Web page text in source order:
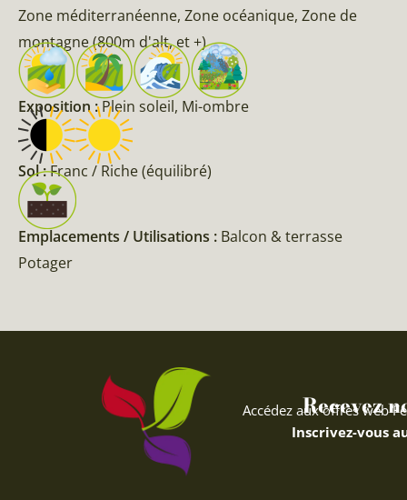
Zone méditerranéenne, Zone océanique, Zone de
montagne (800m d'alt, et +)
Exposition :Plein soleil, Mi-ombre
Sol :Franc / Riche (équilibré)
Emplacements / Utilisations : Balcon & terrasse
Potager
Recevez
Accédez aux offres web
Inscrivez-vous